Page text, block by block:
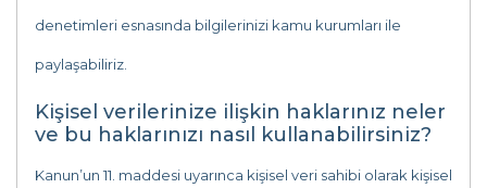
denetimleri esnasında bilgilerinizi kamu kurumları ile
paylaşabiliriz.
Kişisel verilerinize ilişkin haklarınız neler
ve bu haklarınızı nasıl kullanabilirsiniz?
Kanun’un 11. maddesi uyarınca kişisel veri sahibi olarak kişisel